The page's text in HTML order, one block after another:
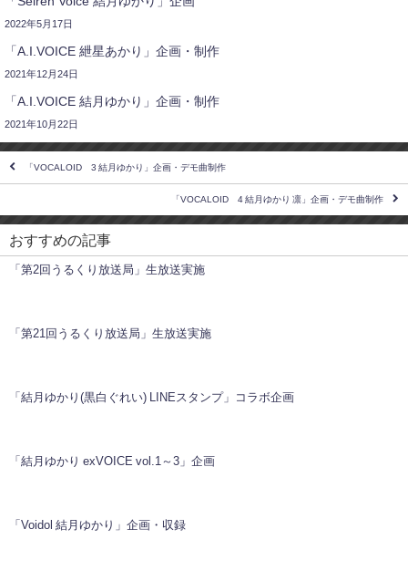
2022年5月17日
「A.I.VOICE 紲星あかり」企画・制作
2021年12月24日
「A.I.VOICE 結月ゆかり」企画・制作
2021年10月22日
「VOCALOID™3 結月ゆかり」企画・デモ曲制作
「VOCALOID™4 結月ゆかり 凛」企画・デモ曲制作
おすすめの記事
「第2回うるくり放送局」生放送実施
「第21回うるくり放送局」生放送実施
「結月ゆかり(黒白ぐれい) LINEスタンプ」コラボ企画
「結月ゆかり exVOICE vol.1～3」企画
「Voidol 結月ゆかり」企画・収録